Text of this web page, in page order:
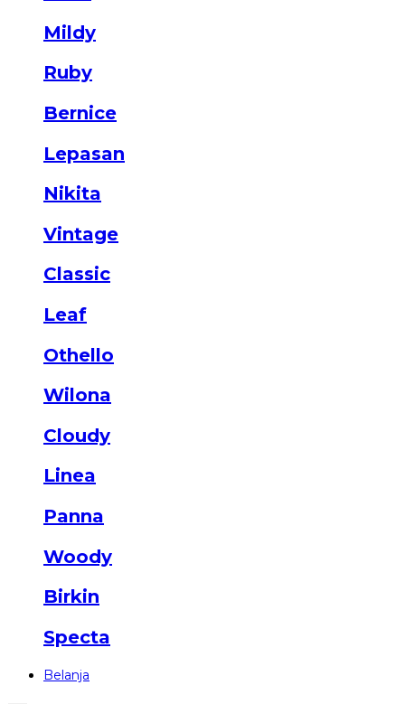
Mildy
Ruby
Bernice
Lepasan
Nikita
Vintage
Classic
Leaf
Othello
Wilona
Cloudy
Linea
Panna
Woody
Birkin
Specta
Belanja